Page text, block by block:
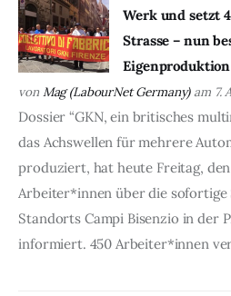
Werk und setzt
Strasse – nun
Eigenproduktion
von Mag (LabourNet Germany)am 7.
Dossier “GKN, ein britisches
das Achswellen für mehrere
produziert, hat heute Freitag, den
Arbeiter*innen über die sofortige
Standorts Campi Bisenzio in der
informiert. 450 Arbeiter*innen